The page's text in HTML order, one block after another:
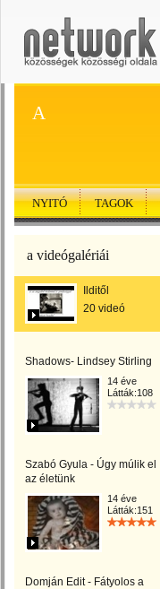
A
NYITÓ TAGOK
a videógalériái
Ilditől
20 videó
Shadows- Lindsey Stirling
14 éve
Látták:108
Szabó Gyula - Úgy múlik el
az életünk
14 éve
Látták:151
Domján Edit - Fátyolos a